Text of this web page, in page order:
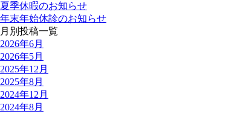
夏季休暇のお知らせ
年末年始休診のお知らせ
月別投稿一覧
2026年6月
2026年5月
2025年12月
2025年8月
2024年12月
2024年8月